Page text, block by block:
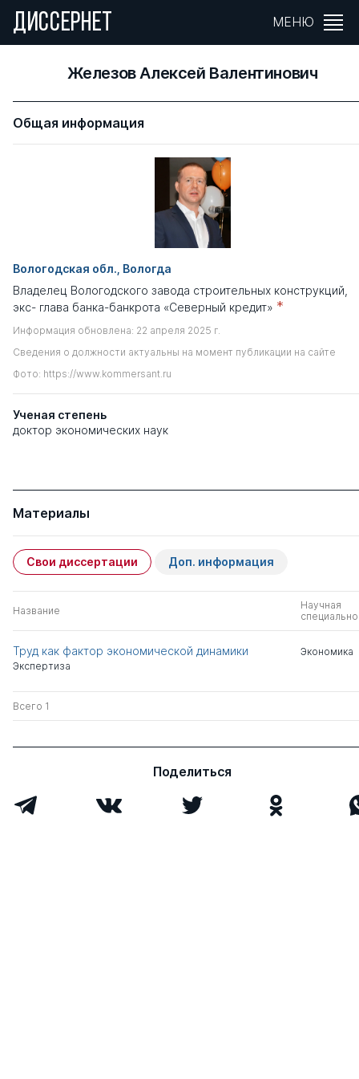
ДИССЕРНЕТ МЕНЮ
Железов Алексей Валентинович
Общая информация
Вологодская обл., Вологда
Владелец Вологодского завода строительных конструкций,
экс- глава банка-банкрота «Северный кредит» *
Информация обновлена: 22 апреля 2025 г.
Сведения о должности актуальны на момент публикации на сайте
Фото: https://www.kommersant.ru
Ученая степень
доктор экономических наук
Материалы
Свои диссертации Доп. информация
Название
Научная
Труд как фактор экономической динамики
Экспертиза
Экономика
Всего 1
Поделиться